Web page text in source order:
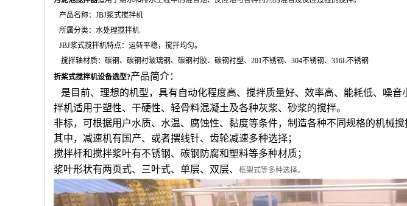
产品名称：JBJ浆式搅拌机
所属分类：水处理搅拌机
JBJ浆式搅拌机特点：运转平稳，搅拌均匀。
搅拌轴材质：碳钢、碳钢衬玻璃钢、碳钢衬胶、碳钢衬塑、201不锈钢、304不锈钢、316L不锈钢
折桨式搅拌机设备选型?产品简介：
是目前、理想的机型，具有自动化程度高、搅拌质量好、效率高、能耗低、噪
拌机适用于塑性、干硬性、轻骨料混凝土及各种灰浆、砂浆的搅拌。
非标，可根据用户水质、水温、腐蚀性、黏度等条件，制造各种不同规格的机械搅
其中，减速机有国产、或者摆线针、齿轮减速多种选择；
搅拌杆和搅拌浆叶有不锈钢、碳钢防腐和塑料等多种材质；
浆叶形状有两页式、三叶式、单层、双层、
框架式等多种选择。